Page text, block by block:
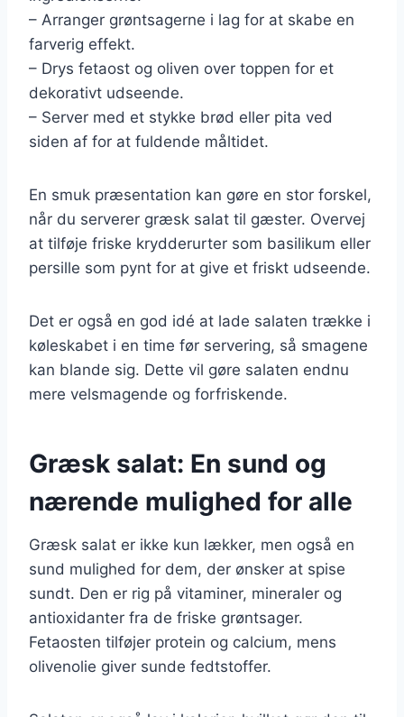
– Arranger grøntsagerne i lag for at skabe en
farverig effekt.
– Drys fetaost og oliven over toppen for et
dekorativt udseende.
– Server med et stykke brød eller pita ved
siden af for at fuldende måltidet.
En smuk præsentation kan gøre en stor forskel,
når du serverer græsk salat til gæster. Overvej
at tilføje friske krydderurter som basilikum eller
persille som pynt for at give et friskt udseende.
Det er også en god idé at lade salaten trække i
køleskabet i en time før servering, så smagene
kan blande sig. Dette vil gøre salaten endnu
mere velsmagende og forfriskende.
Græsk salat: En sund og
nærende mulighed for alle
Græsk salat er ikke kun lækker, men også en
sund mulighed for dem, der ønsker at spise
sundt. Den er rig på vitaminer, mineraler og
antioxidanter fra de friske grøntsager.
Fetaosten tilføjer protein og calcium, mens
olivenolie giver sunde fedtstoffer.